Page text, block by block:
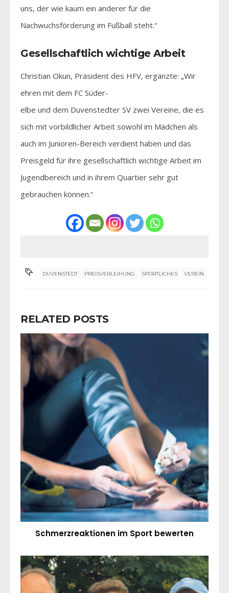
uns, der wie kaum ein anderer für die
Nachwuchsförderung im Fußball steht.“
Gesellschaftlich wichtige Arbeit
Christian Okun, Präsident des HFV, ergänzte: „Wir
ehren mit dem FC Süder-
elbe und dem Duvenstedter SV zwei Vereine, die es
sich mit vorbildlicher Arbeit sowohl im Mädchen als
auch im Junioren-Bereich verdient haben und das
Preisgeld für ihre gesellschaftlich wichtige Arbeit im
Jugendbereich und in ihrem Quartier sehr gut
gebrauchen können.“
DUVENSTEDT PREISVERLEIHUNG SPORTLICHES VEREIN
RELATED POSTS
Schmerzreaktionen im Sport bewerten